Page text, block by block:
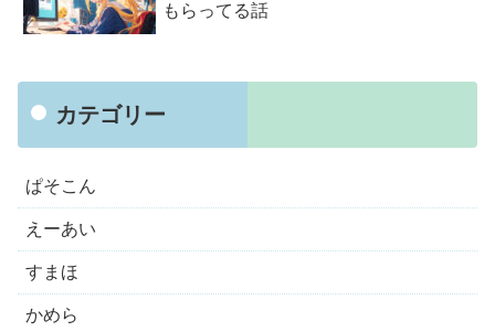
もらってる話
カテゴリー
ぱそこん
えーあい
すまほ
かめら